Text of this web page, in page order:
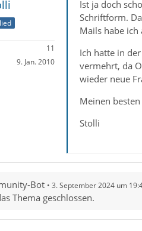
11
9. Jan. 2010
Ist ja doch
Schriftform.
Mails habe ich
Ich hatte in
vermehrt, da
wieder neue
Meinen
Stolli
Bot 3. September 2024 um
Thema geschlossen.